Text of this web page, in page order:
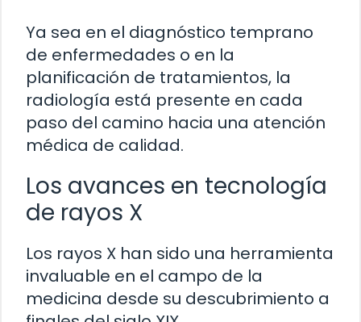
Ya sea en el diagnóstico temprano
de enfermedades o en la
planificación de tratamientos, la
radiología está presente en cada
paso del camino hacia una atención
médica de calidad.
Los avances en tecnología
de rayos X
Los rayos X han sido una herramienta
invaluable en el campo de la
medicina desde su descubrimiento a